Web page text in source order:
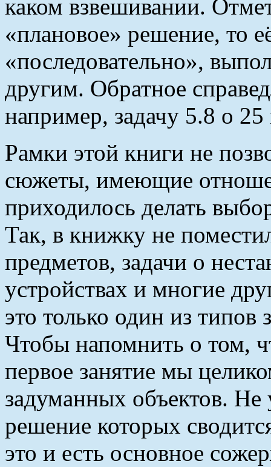
каком взвешивании.
«плановое» решение, то
«последовательно»,
другим. Обратное
например, задачу 5.8 о
Рамки этой книги не
сюжеты, имеющие
приходилось делать
Так, в книжку не
предметов, задачи о
устройствах и многие
это только один из типов
Чтобы напомнить о том,
первое занятие мы
задуманных объектов. Не
решение которых
это и есть основное